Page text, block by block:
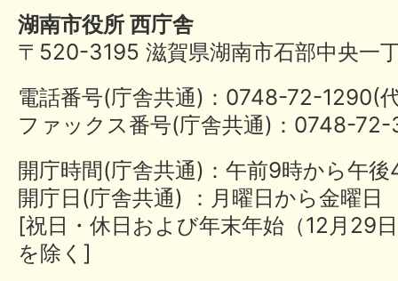
湖南市役所 西庁舎
〒520-3195 滋賀県湖南市石部中央一
電話番号(庁舎共通)：0748-72-
ファックス番号(庁舎共通)：0748-
開庁時間(庁舎共通)：午前9時から午
開庁日(庁舎共通) ：月曜日から金曜日
[祝日・休日および年末年始（12月29
を除く]